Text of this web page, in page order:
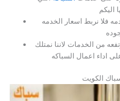
فلا نربط اسعار الخدمه
من الخدمات لاننا نمتلك
الكويت